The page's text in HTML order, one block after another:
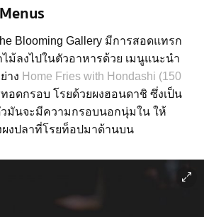
Blooming Gallery มีการสอดแทรก
ม้ลงไปในตัวอาหารด้วย เมนูแนะนำ
าง Home Fries with Hondashi (150
อดกรอบ โรยด้วยผงฮอนดาชิ ซึ่งเป็น
มันจะมีความกรอบนอกนุ่มใน ให้
งปลาที่โรยท็อปมาด้านบน